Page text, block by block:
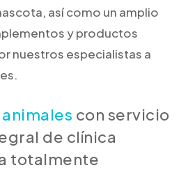
así como un amplio
y productos
nuestros especialistas a
con servicio
de clínica
totalmente